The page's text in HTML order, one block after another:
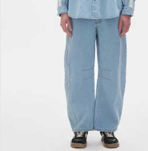
AGREGAR AL CARRITO